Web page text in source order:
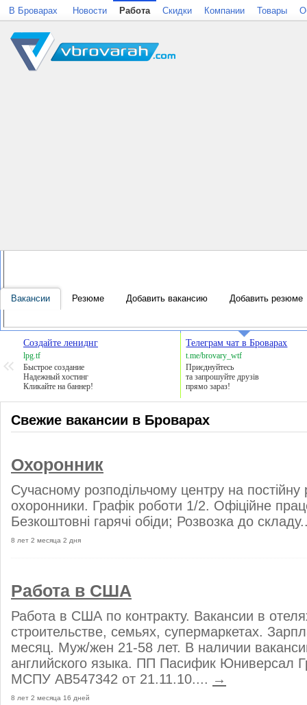
Создайте лениднг
lpg.tf
Быстрое создание
Надежный хостинг
Кликайте на баннер!
Телеграм чат в Броварах
t.me/brovary_wtf
Приєднуйтесь
та запрошуйте друзів
прямо зараз!
Свежие вакансии в Броварах
Охоронник
Сучасному розподільчому центру на постійну
охоронники. Графік роботи 1/2. Офіційне
Безкоштовні гарячі обіди; Розвозка до
8 лет 2 месяца 2 дня
Работа в США
Работа в США по контракту. Вакансии в
строительстве, семьях, супермаркетах.
месяц. Муж/жен 21-58 лет. В наличии
английского языка. ПП Пасифик Юниверсал
МСПУ АВ547342 от 21.11.10.... →
8 лет 2 месяца 16 дней
В Броварах Новости Работа Скидки Компании Товары
Вакансии Резюме Добавить вакансию Добавить резюме